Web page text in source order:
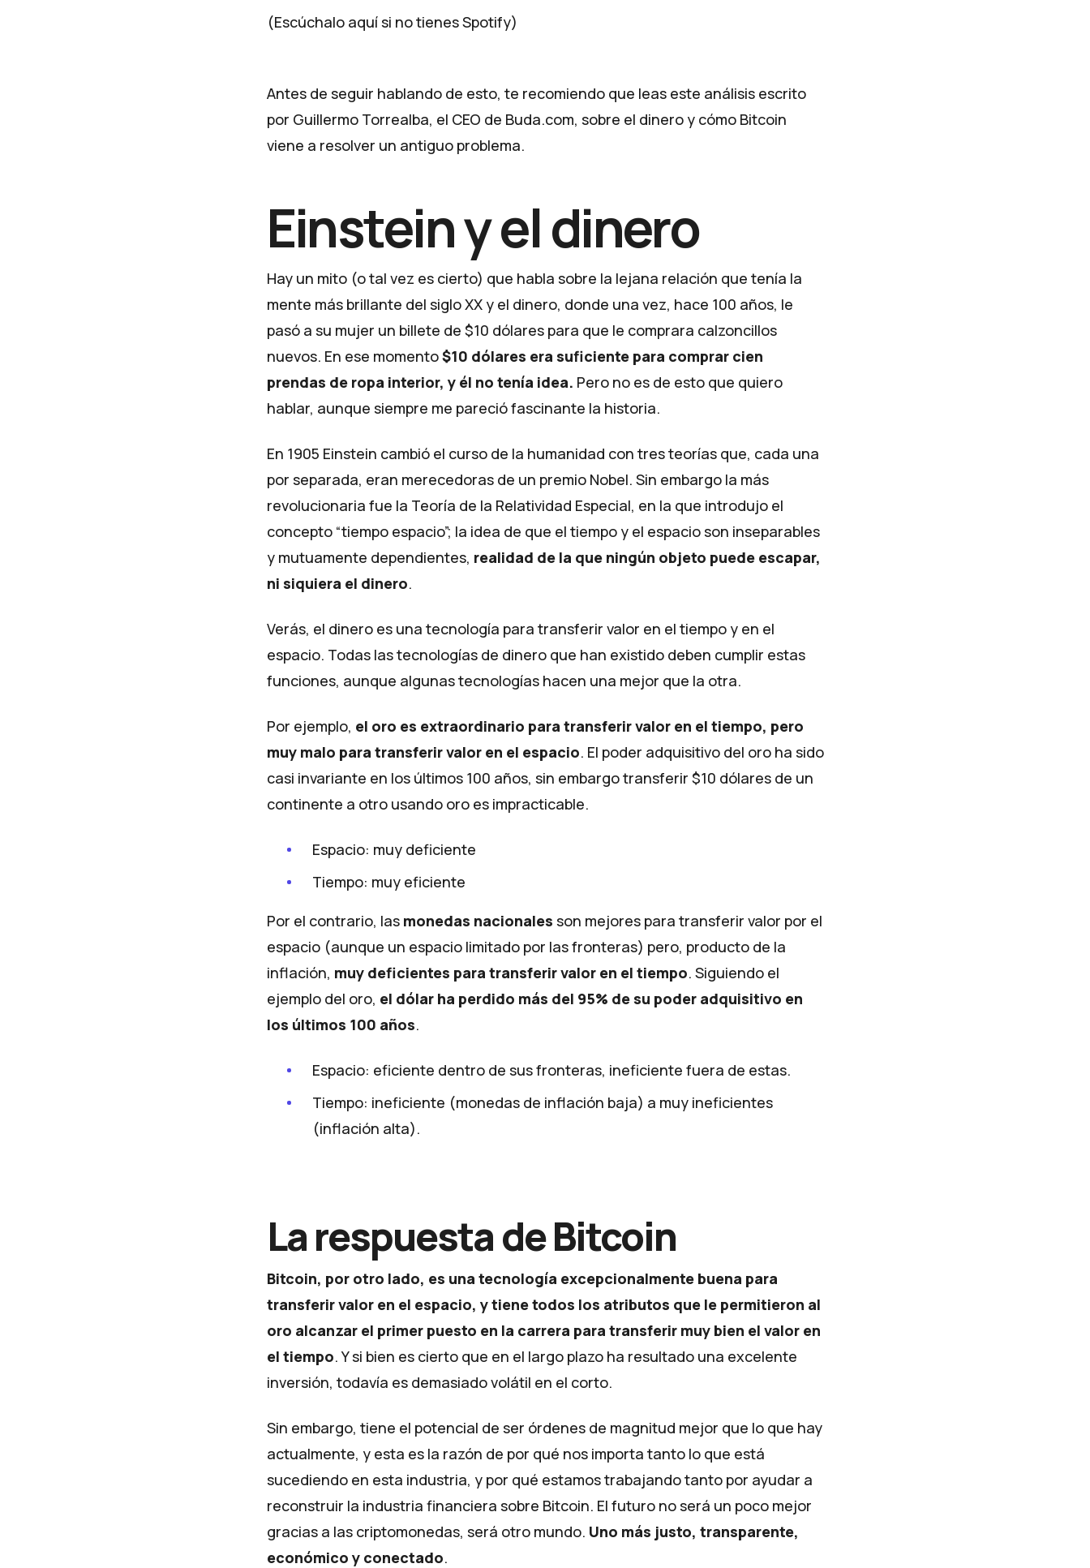
(Escúchalo aquí si no tienes Spotify)
Antes de seguir hablando de esto, te recomiendo que leas este análisis escrito
por Guillermo Torrealba, el CEO de Buda.com, sobre el dinero y cómo Bitcoin
viene a resolver un antiguo problema.
Einstein y el dinero
Hay un mito (o tal vez es cierto) que habla sobre la lejana relación que tenía la
mente más brillante del siglo XX y el dinero, donde una vez, hace 100 años, le
pasó a su mujer un billete de $10 dólares para que le comprara calzoncillos
nuevos. En ese momento$10 dólares era suficiente para comprar cien
prendas de ropa interior, y él no tenía idea. Pero no es de esto que quiero
hablar, aunque siempre me pareció fascinante la historia.
En 1905 Einstein cambió el curso de la humanidad con tres teorías que, cada una
por separada, eran merecedoras de un premio Nobel. Sin embargo la más
revolucionaria fue la Teoría de la Relatividad Especial, en la que introdujo el
concepto “tiempo espacio”; la idea de que el tiempo y el espacio son inseparables
y mutuamente dependientes, realidad de la que ningún objeto puede escapar,
ni siquiera el dinero.
Verás, el dinero es una tecnología para transferir valor en el tiempo y en el
espacio. Todas las tecnologías de dinero que han existido deben cumplir estas
funciones, aunque algunas tecnologías hacen una mejor que la otra.
Por ejemplo, el oro es extraordinario para transferir valor en el tiempo, pero
muy malo para transferir valor en el espacio. El poder adquisitivo del oro ha sido
casi invariante en los últimos 100 años, sin embargo transferir $10 dólares de un
continente a otro usando oro es impracticable.
Espacio: muy deficiente
Tiempo: muy eficiente
Por el contrario, las monedas nacionales son mejores para transferir valor por el
espacio (aunque un espacio limitado por las fronteras) pero, producto de la
inflación, muy deficientes para transferir valor en el tiempo. Siguiendo el
ejemplo del oro, el dólar ha perdido más del 95% de su poder adquisitivo en
los últimos 100 años.
Espacio: eficiente dentro de sus fronteras, ineficiente fuera de estas.
Tiempo: ineficiente (monedas de inflación baja) a muy ineficientes
(inflación alta).
La respuesta de Bitcoin
Bitcoin, por otro lado, es una tecnología excepcionalmente buena para
transferir valor en el espacio, y tiene todos los atributos que le permitieron al
oro alcanzar el primer puesto en la carrera para transferir muy bien el valor en
el tiempo. Y si bien es cierto que en el largo plazo ha resultado una excelente
inversión, todavía es demasiado volátil en el corto.
Sin embargo, tiene el potencial de ser órdenes de magnitud mejor que lo que hay
actualmente, y esta es la razón de por qué nos importa tanto lo que está
sucediendo en esta industria, y por qué estamos trabajando tanto por ayudar a
reconstruir la industria financiera sobre Bitcoin. El futuro no será un poco mejor
gracias a las criptomonedas, será otro mundo. Uno más justo, transparente,
económico y conectado.